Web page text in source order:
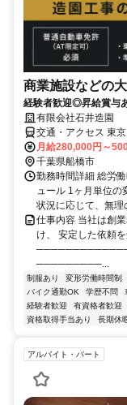
商業施設などの
経験者歓迎◎昇給賞与
有限会社石井造園
交通・アクセス 東
月給280,000円～
千葉県船橋市
勤務時間詳細 総労
ュール 1ヶ月単位の
状況に応じて、無理
仕事内容 当社は創
け、 安定した依頼
─────────...
制服あり 変形労働時間制
バイク通勤OK
学歴不問
経験者歓迎
有資格者歓迎
資格取得手当あり
長期休
アルバイト・パート